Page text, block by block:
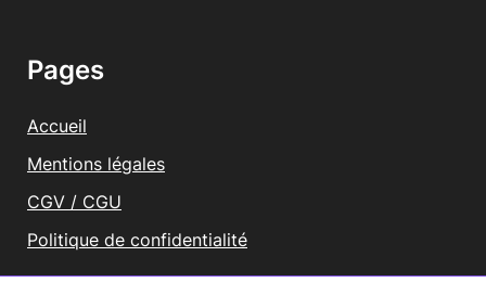
Pages
Accueil
Mentions légales
CGV / CGU
Politique de confidentialité